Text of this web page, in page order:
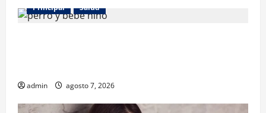
Principal
Salud
admin agosto 7, 2026